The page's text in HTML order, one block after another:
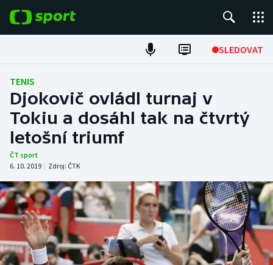
SLEDOVAT
ME v atletice
ME v plavání
Fotbal
Hokej
Tenis
DALŠÍ SPORTY
Americký fotbal
NEPŘEHLÉDNĚTE
TENIS
Djokovič ovládl turnaj v
Tokiu a dosáhl tak na čtvrtý
letošní triumf
ČT sport
6. 10. 2019 | Zdroj: ČTK